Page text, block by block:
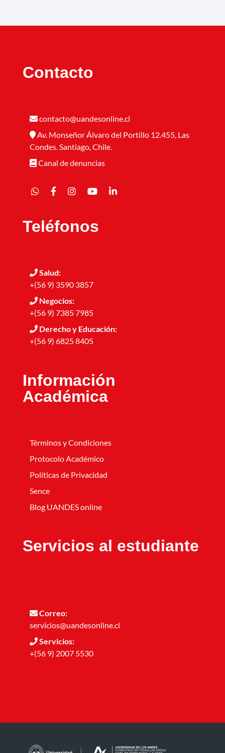
Contacto
contacto@uandesonline.cl
Av. Monseñor Álvaro del Portillo 12.455, Las
Condes. Santiago, Chile.
Canal de denuncias
Teléfonos
Salud:
+(56 9) 3590 3857
Negocios:
+(56 9) 7385 7985
Derecho y Educación:
+(56 9) 6825 8405
Información
Académica
Términos y Condiciones
Protocolo Académico
Políticas de Privacidad
Sence
Blog UANDES online
Servicios al estudiante
Correo:
servicios@uandesonline.cl
Servicios:
+(56 9) 2007 5530